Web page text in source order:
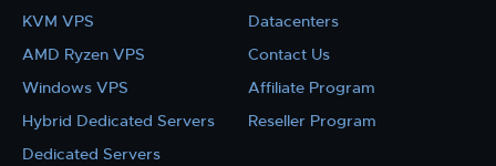
KVM VPS
AMD Ryzen VPS
Windows VPS
Hybrid Dedicated Servers
Dedicated Servers
Datacenters
Contact Us
Affiliate Program
Reseller Program